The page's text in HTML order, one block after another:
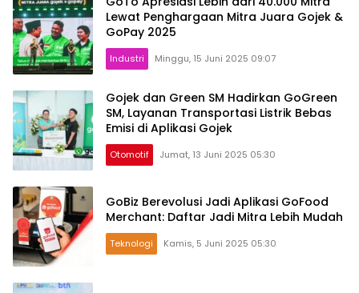
Lewat Penghargaan Mitra Juara Gojek &
GoPay 2025
Industri Minggu, 15 Juni 2025 09:07
Gojek dan Green SM Hadirkan GoGreen
SM, Layanan Transportasi Listrik Bebas
Emisi di Aplikasi Gojek
Otomotif Jumat, 13 Juni 2025 05:30
GoBiz Berevolusi Jadi Aplikasi GoFood
Merchant: Daftar Jadi Mitra Lebih Mudah
Teknologi Kamis, 5 Juni 2025 05:30